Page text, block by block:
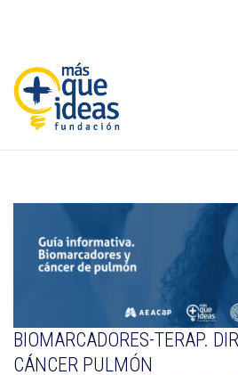
BIOMARCADORES-TERAP.
CÁNCER PULMÓN